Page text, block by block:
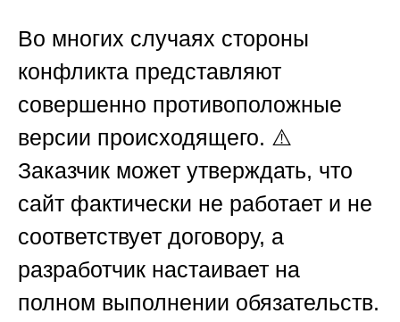
Во многих случаях стороны
конфликта представляют
совершенно противоположные
версии происходящего. ⚠️
Заказчик может утверждать, что
сайт фактически не работает и не
соответствует договору, а
разработчик настаивает на
полном выполнении обязательств.